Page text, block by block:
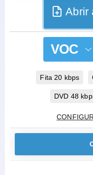
Abrir
VOC
Fita 20 kbps
DVD 48